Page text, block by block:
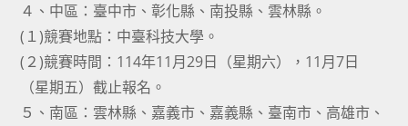
４、中區：臺中市、彰化縣、南投縣、雲林縣。
(１)競賽地點：中臺科技大學。
(２)競賽時間：114年11月29日（星期六），11月7日
（星期五）截止報名。
５、南區：雲林縣、嘉義市、嘉義縣、臺南市、高雄市、